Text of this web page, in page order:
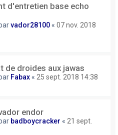
d'entretien base echo
vador28100 « 07 nov. 2018
de droides aux jawas
Fabax « 25 sept. 2018 14:38
endor
badboycracker « 21 sept.